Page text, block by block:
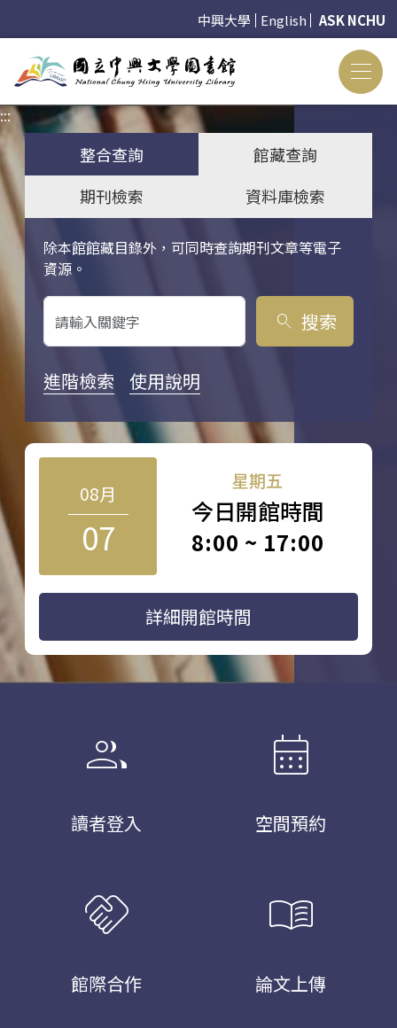
中興大學 English ASK NCHU
:::
整合查詢
館藏查詢
期刊檢索
資料庫檢索
除本館館藏目錄外，可同時查詢期刊文章等電子
資源。
關鍵字搜尋
search 搜索
進階檢索 使用說明
08月
07
星期五
今日開館時間
8:00 ~ 17:00
詳細開館時間
group
讀者登入
calendar_month
空間預約
handshake
館際合作
menu_book
論文上傳